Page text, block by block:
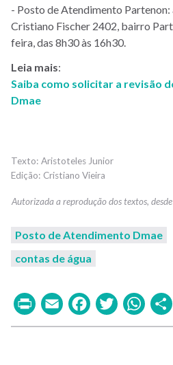
- Posto de Atendimento
Cristiano Fischer 2402, bairro
feira, das 8h30 às 16h30.
Leia mais:
Saiba como solicitar a revisão
Dmae
Aristoteles Junior
Cristiano Vieira
Posto de Atendimento Dmae
contas de água
PrintEmailFacebook